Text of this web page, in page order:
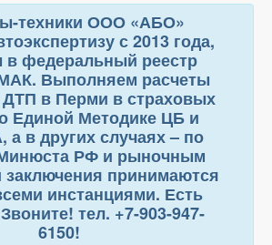
техники ООО «АБО»
с 2013 года,
в федеральный реестр
Выполняем расчеты
в Перми в страховых
Единой Методике ЦБ и
в других случаях – по
РФ и рыночным
принимаются
инстанциями. Есть
тел. +7-903-947-
6150!